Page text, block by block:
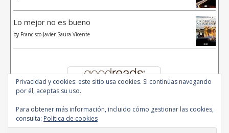
Lo mejor no es bueno
by Francisco Javier Saura Vicente
© 2020 - All Rights Reserved.
Privacidad y cookies: este sitio usa cookies. Si continúas navegando
por él, aceptas su uso.
Para obtener más información, incluido cómo gestionar las cookies,
consulta: Política de cookies